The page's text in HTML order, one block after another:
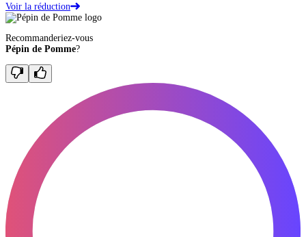
Voir la réduction
Recommanderiez-vous
Pépin de Pomme?